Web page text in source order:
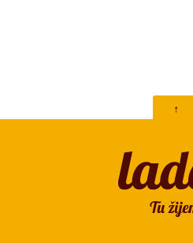
↑